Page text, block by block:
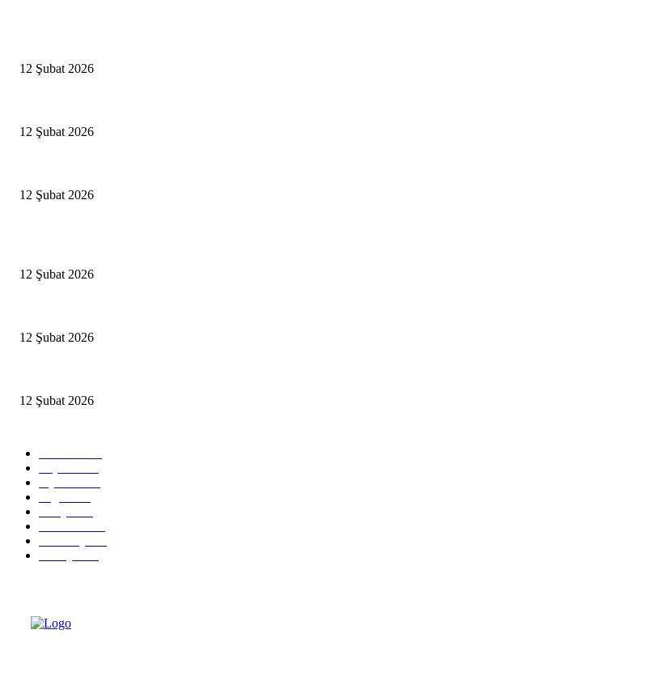
12 Şubat 2026
12 Şubat 2026
12 Şubat 2026
12 Şubat 2026
12 Şubat 2026
12 Şubat 2026